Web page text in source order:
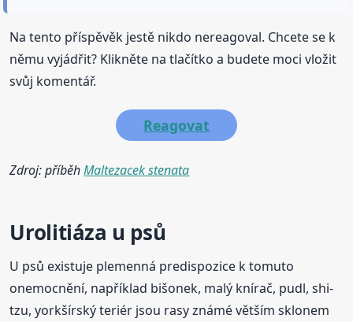
Na tento příspěvěk jestě nikdo nereagoval. Chcete se k
němu vyjádřit? Klikněte na tlačítko a budete moci vložit
svůj komentář.
Reagovat
Zdroj: příběhMaltezacek stenata
Urolitiáza u psů
U psů existuje plemenná predispozice k tomuto
onemocnění, například bišonek, malý knírač, pudl, shi-
tzu, yorkšírský teriér jsou rasy známé větším sklonem